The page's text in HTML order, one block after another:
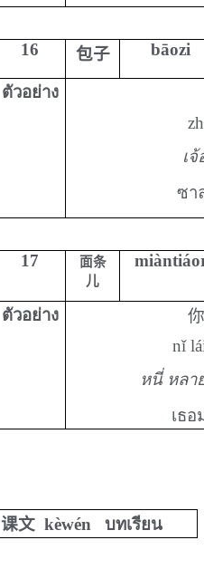
16 包子 bāozi
ตัวอย่าง
เ
ซา
17
面条
儿
ตัวอย่าง
nǐ
หนี่ หลา
เธ
课文 kèwén บทเรียน